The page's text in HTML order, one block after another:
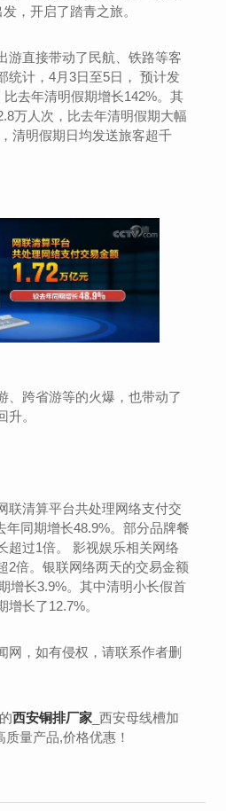
，开启了踏青之旅。
游直接带动了民航、铁路等客
统计，4月3日至5日， 预计发
去年清明假期增长142%。其
万人次，比去年清明假期大幅
清明假期日均发送旅客超千
、跨省游等的火爆，也带动了
升。
联清算平台共处理网络支付交
年同期增长48.9%。部分品牌餐
超过1倍。 影视娱乐相关网络
2倍。银联网络两天的交易金额
增长3.9%。其中清明小长假首
长了12.7%。
网，如有侵权，请联系作者删
西安铜排厂家 _西安母线槽加
质量产品,价格优惠！